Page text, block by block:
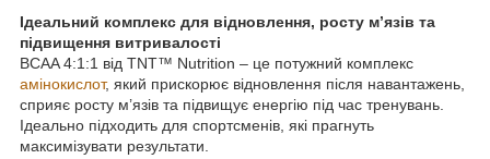
Ідеальний комплекс для відновлення, росту м’язів та
підвищення витривалості
BCAA 4:1:1 від TNT™ Nutrition – це потужний комплекс
амінокислот, який прискорює відновлення після навантажень,
сприяє росту м’язів та підвищує енергію під час тренувань.
Ідеально підходить для спортсменів, які прагнуть
максимізувати результати.